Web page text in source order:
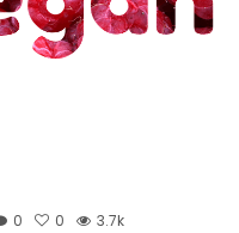
0 0 3.7k